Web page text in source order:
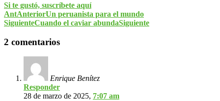
Si te gustó, suscríbete aquí
AntAnteriorUn peruanista para el mundo
SiguienteCuando el caviar abundaSiguiente
2 comentarios
Enrique Benítez
Responder
28 de marzo de 2025, 7:07 am